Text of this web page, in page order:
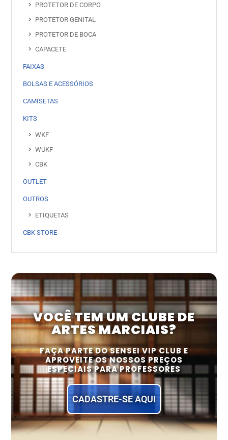
PROTETOR DE CORPO
PROTETOR GENITAL
PROTETOR DE BOCA
CAPACETE
FAIXAS
BOLSAS E ACESSÓRIOS
CAMISETAS
KITS
WKF
WUKF
CBK
OUTLET
OUTROS
ETIQUETAS
CBK STORE
VOCÊ TEM UM CLUBE DE
ARTES MARCIAIS?
FAÇA PARTE DO SENSEI VIP CLUB E
APROVEITE OS NOSSOS PREÇOS
ESPECIAIS PARA PROFESSORES
CADASTRE-SE AQUI